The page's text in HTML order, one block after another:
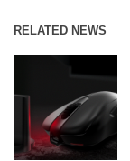
RELATED NEWS